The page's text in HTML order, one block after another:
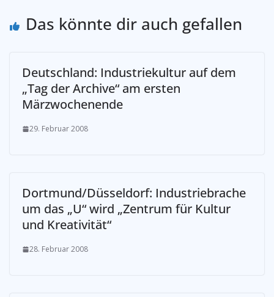
Das könnte dir auch gefallen
Deutschland: Industriekultur auf dem
„Tag der Archive“ am ersten
Märzwochenende
29. Februar 2008
Dortmund/Düsseldorf: Industriebrache
um das „U“ wird „Zentrum für Kultur
und Kreativität“
28. Februar 2008